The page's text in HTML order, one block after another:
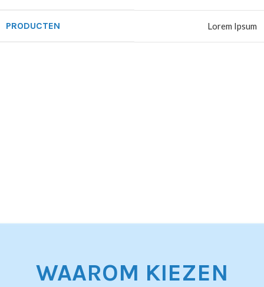
PRODUCTEN Lorem Ipsum
WAAROM KIEZEN